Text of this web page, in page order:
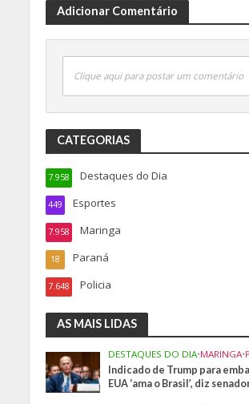
Adicionar Comentário
Clique aqui para postar um comentário
CATEGORIAS
Destaques do Dia
7.958
Esportes
449
Maringa
7.958
Paraná
18
Policia
7.648
AS MAIS LIDAS
DESTAQUES DO DIA•MARINGA•
Indicado de Trump para
EUA ‘ama o Brasil’, diz